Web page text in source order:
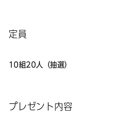
定員
10組20人（抽選）
プレゼント内容